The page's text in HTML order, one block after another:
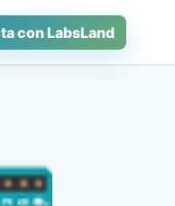
con LabsLand